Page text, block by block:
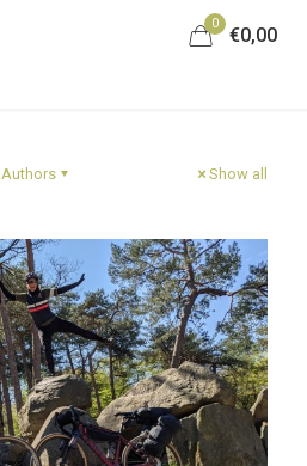
0
€0,00
Authors Show all